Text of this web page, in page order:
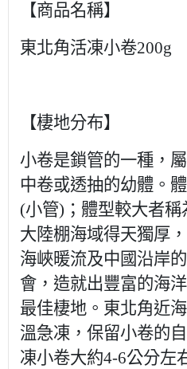
【商品名稱】
東北角活凍小卷200g
【棲地分布】
小卷是鎖管的一種，
中卷或透抽的幼體。
(小管) ；體型較大者
大陸棚海域得天獨厚
海峽暖流及中國沿岸
會，造就出豐富的海
最佳棲地。東北角近
溫急凍，保留小卷的
凍小卷大約4-6公分左